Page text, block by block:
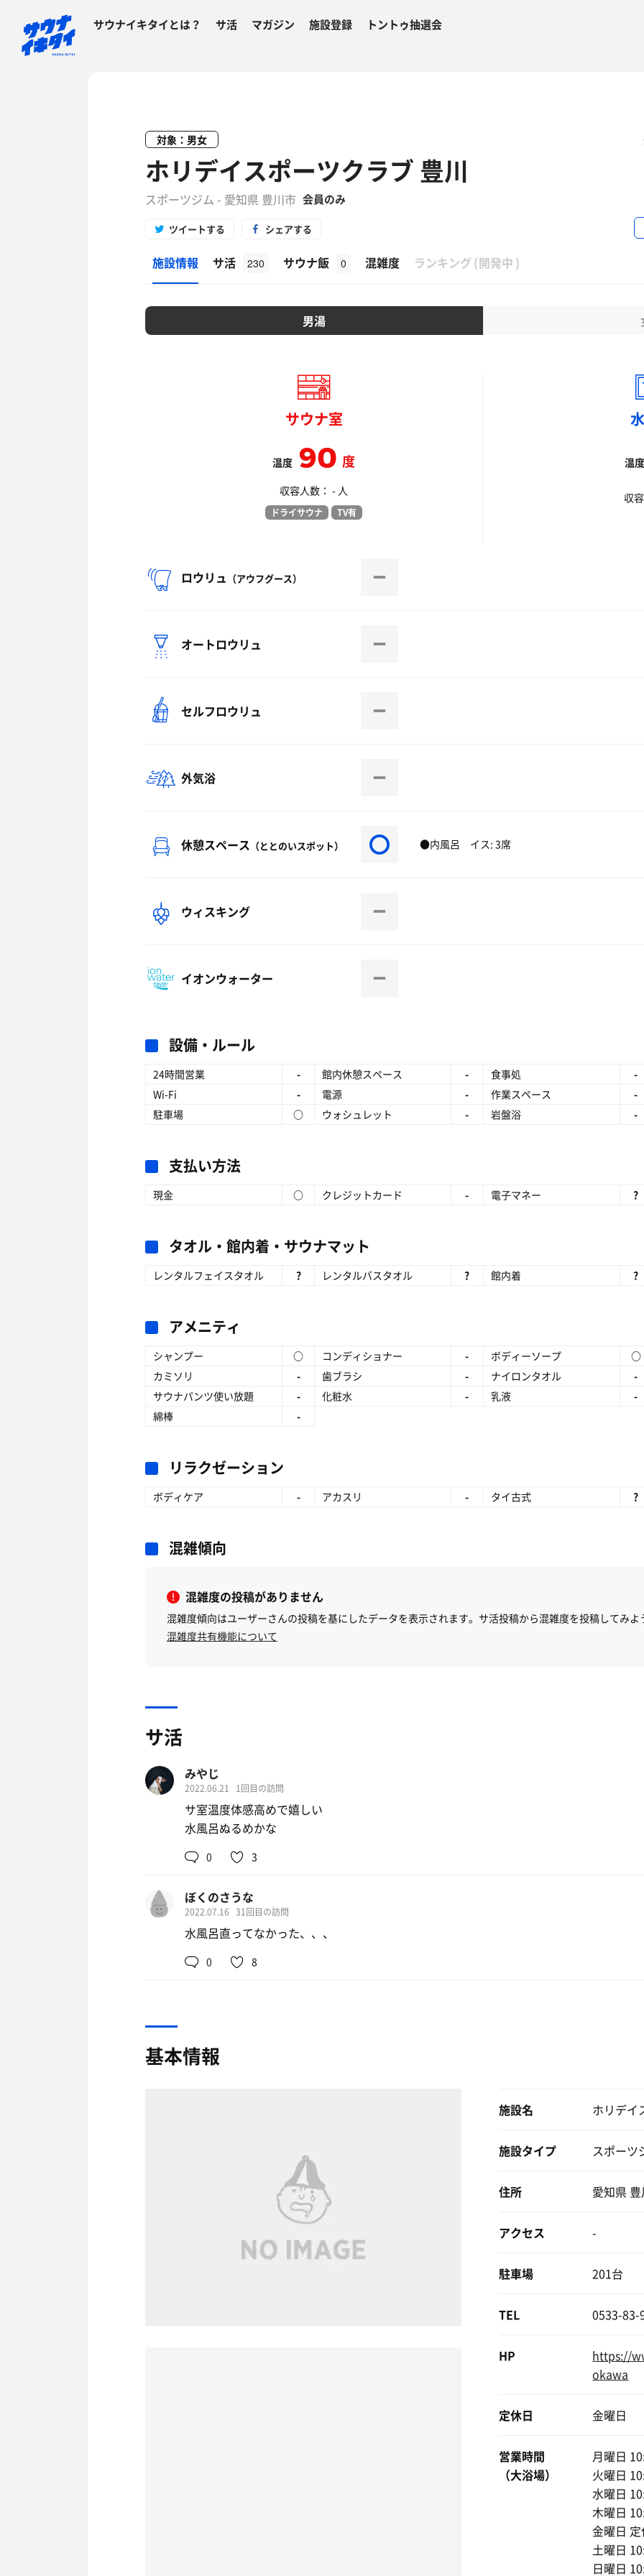
サウナイキタイとは？ サ活 マガジン 施設登録 トントゥ抽選会
対象：男女
ホリデイスポーツクラブ 豊川
スポーツジム - 愛知県 豊川市 会員のみ
ツイートする シェアする
施設情報 サ活 230 サウナ飯 0 混雑度 ランキング (開発中 )
男湯
サウナ室
温度 90度
収容人数： - 人
ドライサウナ TV有
温度
収
ロウリュ （アウフグース）
オートロウリュ
セルフロウリュ
外気浴
休憩スペース （ととのいスポット） ●内風呂 イス: 3席
ウィスキング
イオンウォーター
設備・ルール
24時間営業 - 館内休憩スペース - 食事処
-
Wi-Fi
- 電源 - 作業スペース
-
駐車場
○ ウォシュレット - 岩盤浴 -
支払い方法
現金 ○ クレジットカード - 電子マネー ?
タオル・館内着・サウナマット
レンタルフェイスタオル ? レンタルバスタオル ? 館内着 ?
アメニティ
シャンプー ○ コンディショナー - ボディーソープ
○
カミソリ
- 歯ブラシ - ナイロンタオル
-
サウナパンツ使い放題
- 化粧水 - 乳液
-
綿棒
-
リラクゼーション
ボディケア - アカスリ - タイ古式 ?
混雑傾向
混雑度の投稿がありません
混雑度傾向はユーザーさんの投稿を基にしたデータを表示されます。サ活投稿から混雑度を投稿してみよ
混雑度共有機能について
サ活
みやじ
2022.06.21 1回目の訪問
サ室温度体感高めで嬉しい
水風呂ぬるめかな
0 3
ぼくのさうな
2022.07.16 31回目の訪問
水風呂直ってなかった、、、
0 8
基本情報
施設名 ホリデイ
施設タイプ スポーツ
住所 愛知県
アクセス -
駐車場 201台
TEL 0533-83-
HP
https://
okawa
定休日 金曜日
営業時間
（大浴場）
月曜日
火曜日
水曜日
木曜日
金曜日
土曜日
日曜日